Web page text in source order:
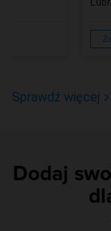
Sprawdź więcej
Dodaj